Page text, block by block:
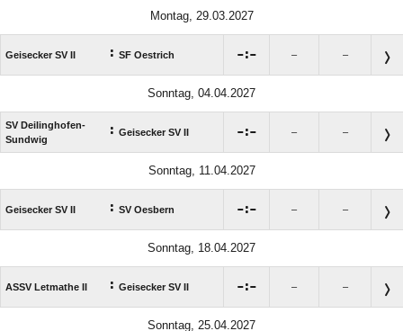
Montag, 29.03.2027
Geisecker SV II : SF Oestrich : – –
Sonntag, 04.04.2027
SV Deilinghofen-
Sundwig
: Geisecker SV II : – –
Sonntag, 11.04.2027
Geisecker SV II : SV Oesbern : – –
Sonntag, 18.04.2027
ASSV Letmathe II : Geisecker SV II : – –
Sonntag, 25.04.2027